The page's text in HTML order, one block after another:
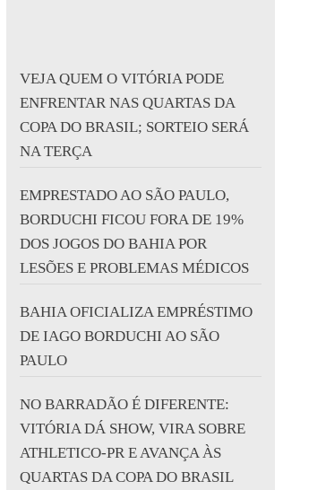
VEJA QUEM O VITÓRIA PODE
ENFRENTAR NAS QUARTAS DA
COPA DO BRASIL; SORTEIO SERÁ
NA TERÇA
EMPRESTADO AO SÃO PAULO,
BORDUCHI FICOU FORA DE 19%
DOS JOGOS DO BAHIA POR
LESÕES E PROBLEMAS MÉDICOS
BAHIA OFICIALIZA EMPRÉSTIMO
DE IAGO BORDUCHI AO SÃO
PAULO
NO BARRADÃO É DIFERENTE:
VITÓRIA DÁ SHOW, VIRA SOBRE
ATHLETICO-PR E AVANÇA ÀS
QUARTAS DA COPA DO BRASIL